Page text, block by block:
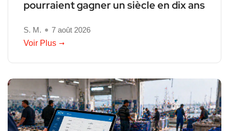
pourraient gagner un siècle en dix ans
S. M.
7 août 2026
Voir Plus